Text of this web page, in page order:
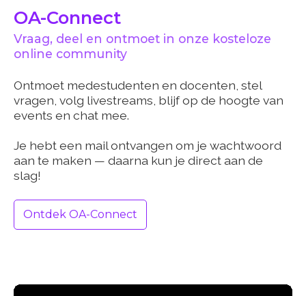
OA-Connect
Vraag, deel en ontmoet in onze kosteloze
online community
Ontmoet medestudenten en docenten, stel
vragen, volg livestreams, blijf op de hoogte van
events en chat mee.
Je hebt een mail ontvangen om je wachtwoord
aan te maken — daarna kun je direct aan de
slag!
Ontdek OA-Connect